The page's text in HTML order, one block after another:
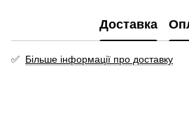
Доставка
✅ Більше інформації про доставку